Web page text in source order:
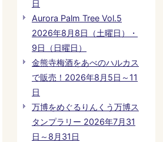
日
Aurora Palm Tree Vol.5
2026年8月8日（土曜日）・
9日（日曜日）
金熊寺梅酒をあべのハルカス
で販売！2026年8月5日～11
日
万博をめぐるりんくう万博ス
タンプラリー 2026年7月31
日～8月31日